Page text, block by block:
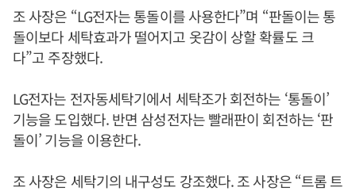
조 사장은 “LG전자는 통돌이를 사용한다”며 “판돌이는 통
돌이보다 세탁효과가 떨어지고 옷감이 상할 확률도 크
다”고 주장했다.
LG전자는 전자동세탁기에서 세탁조가 회전하는 ‘통돌이’
기능을 도입했다. 반면 삼성전자는 빨래판이 회전하는 ‘판
돌이’ 기능을 이용한다.
조 사장은 세탁기의 내구성도 강조했다. 조 사장은 “트롬 트